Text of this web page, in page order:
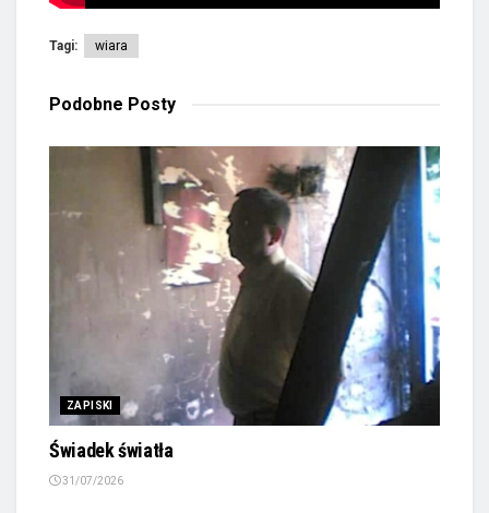
Tagi: wiara
Podobne Posty
ZAPISKI
Świadek światła
31/07/2026